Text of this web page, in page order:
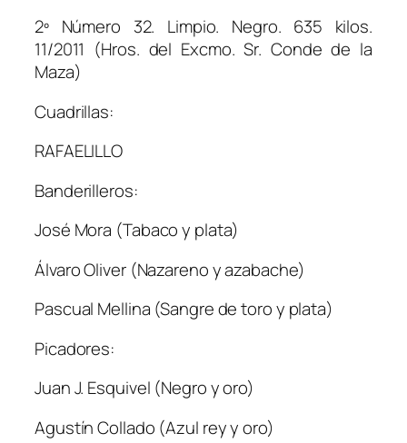
2º Número 32. Limpio. Negro. 635 kilos.
11/2011 (Hros. del Excmo. Sr. Conde de la
Maza)
Cuadrillas:
RAFAELILLO
Banderilleros:
José Mora (Tabaco y plata)
Álvaro Oliver (Nazareno y azabache)
Pascual Mellina (Sangre de toro y plata)
Picadores:
Juan J. Esquivel (Negro y oro)
Agustín Collado (Azul rey y oro)